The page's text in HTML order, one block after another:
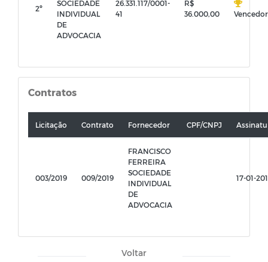
2º
SOCIEDADE
INDIVIDUAL
DE
ADVOCACIA
26.331.117/0001-
41
R$
36.000,00
Vencedor
Contratos
Licitação Contrato Fornecedor CPF/CNPJ
003/2019 009/2019
FRANCISCO
FERREIRA
SOCIEDADE
INDIVIDUAL
DE
ADVOCACIA
17-01-
Voltar